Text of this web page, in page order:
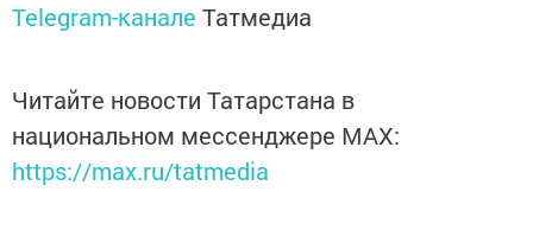
Telegram-канале Татмедиа
Читайте новости Татарстана в
национальном мессенджере MАХ:
https://max.ru/tatmedia